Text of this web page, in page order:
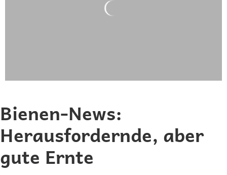
Bienen-News:
Herausfordernde, aber
gute Ernte